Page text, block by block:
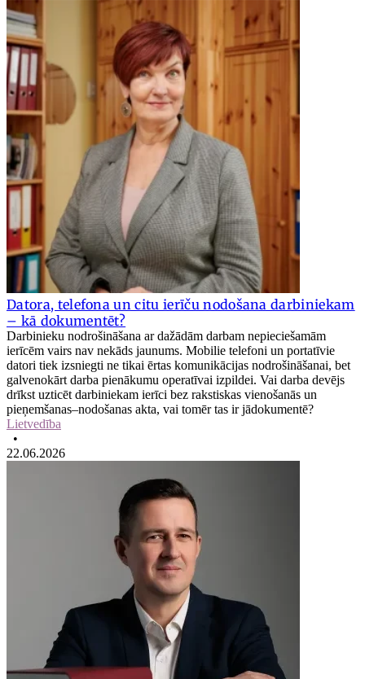
Datora, telefona un citu ierīču nodošana darbiniekam
– kā dokumentēt?
Darbinieku nodrošināšana ar dažādām darbam nepieciešamām
ierīcēm vairs nav nekāds jaunums. Mobilie telefoni un portatīvie
datori tiek izsniegti ne tikai ērtas komunikācijas nodrošināšanai, bet
galvenokārt darba pienākumu operatīvai izpildei. Vai darba devējs
drīkst uzticēt darbiniekam ierīci bez rakstiskas vienošanās un
pieņemšanas–nodošanas akta, vai tomēr tas ir jādokumentē?
Lietvedība
•
22.06.2026